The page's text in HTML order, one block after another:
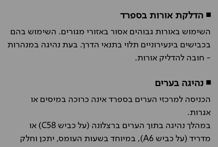
◾ הדלקת אורות בספרד
השימוש באורות גבוהים אסור באזורי מגורים. השימוש בהם
בכבישים בינעירוניים תלוי בתנאי הדרך. בעת נהיגה במנהרות
- חובה להדליק אורות.
◾ נהיגה בערים
הכניסה למרכזי הערים בספרד אינה כרוכה במיסים או
אגרות.
במהלך נהיגה בתוך הערים ברצלונה (על כביש C58) או
מדריד (על כביש A6), במיוחד בשעות העומס, יתכן וחלק